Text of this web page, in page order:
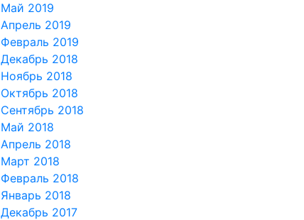
Май 2019
Апрель 2019
Февраль 2019
Декабрь 2018
Ноябрь 2018
Октябрь 2018
Сентябрь 2018
Май 2018
Апрель 2018
Март 2018
Февраль 2018
Январь 2018
Декабрь 2017